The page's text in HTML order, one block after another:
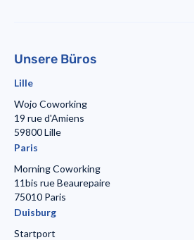
Unsere Büros
Lille
Wojo Coworking
19 rue d'Amiens
59800 Lille
Paris
Morning Coworking
11bis rue Beaurepaire
75010 Paris
Duisburg
Startport